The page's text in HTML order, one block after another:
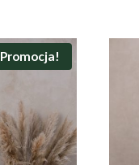
Promocja!